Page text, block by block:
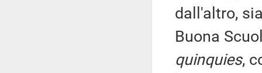
dall'altro,
Buona
quinquies,